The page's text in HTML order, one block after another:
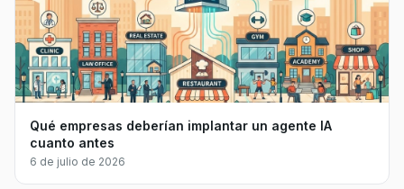
Qué empresas deberían implantar un agente IA
cuanto antes
6 de julio de 2026